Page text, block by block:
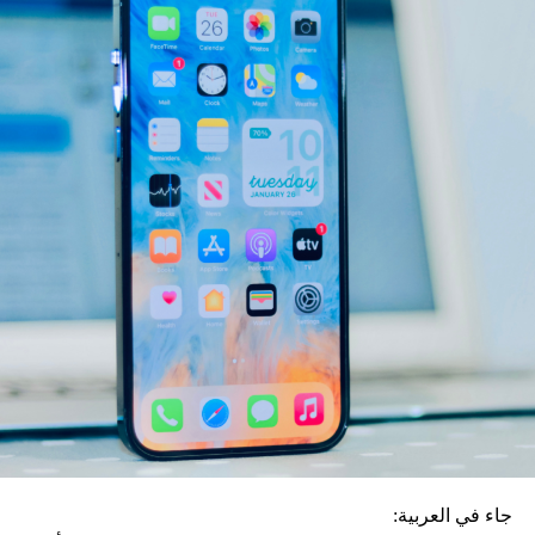
لمستخدمي “أندرويد”، الذين سيتمكنون من الاستفادة من الميزة،
تماماً مثل نظرائهم في “iOS” ونسخة “WhatsApp Web”.
السيناريو الأسوأ الذي قد يحصل في الحرب الأوكرانية
LIMELIGHT MEDIA
ووفقاً لموقع “wabetainfo”، فإن الميزة ستُمكّن المستخدِمون
من العثور بسهولة على موقع محادثات ورسائل محدّدة والوصول
إليها عن طريق تحديد تاريخ معيّن.
ويُعدّ هذا مفيداً بشكل خاصّ عندما يحتاج المستخدِمون إلى العودة
إلى المعلومات المهمّة التي تمّت مشاركتها في يوم ما أو
استرجاعها، خاصةً ضمن الدردشات الطويلة، مما يوفر الوقت
والجهد على مستخدمي التطبيق الأخضر.
جاء في العربية: